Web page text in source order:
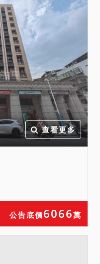
查看更多
公告底價6066萬